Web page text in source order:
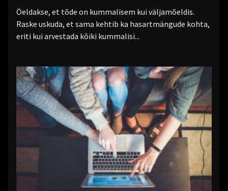
Öeldakse, et tõde on kummalisem kui väljamõeldis.
Raske uskuda, et sama kehtib ka hasartmängude kohta,
eriti kui arvestada kõiki kummalisi...